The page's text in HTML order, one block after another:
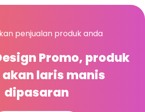
penjualan produk anda
Promo, produk
laris manis
dipasaran